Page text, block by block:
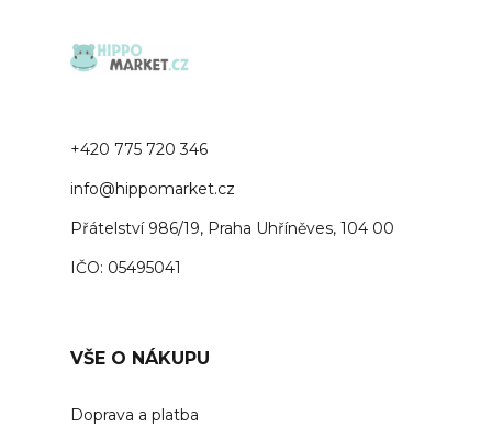
+420 775 720 346
info@hippomarket.cz
Přátelství 986/19, Praha Uhříněves, 104 00
IČO: 05495041
VŠE O NÁKUPU
Doprava a platba